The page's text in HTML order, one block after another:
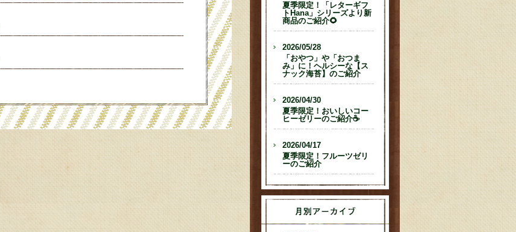
夏季限定！「レターギフ
トHana」シリーズより新
商品のご紹介🌻
2026/05/28
「おやつ」や「おつま
み」に！ヘルシーな【ス
ナック海苔】のご紹介
2026/04/30
夏季限定！おいしいコー
ヒーゼリーのご紹介☕
2026/04/17
夏季限定！フルーツゼリ
ーのご紹介